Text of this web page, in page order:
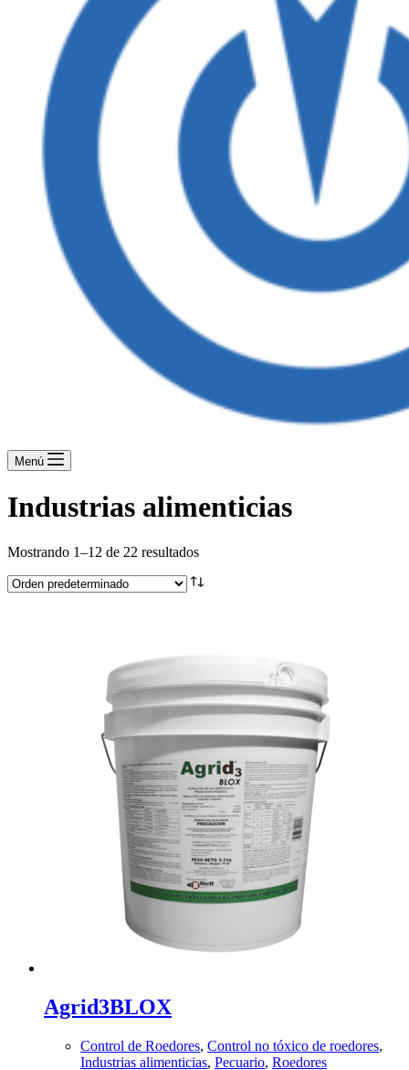
Menú
Industrias alimenticias
Mostrando 1–12 de 22 resultados
Agrid3BLOX
Control de Roedores, Control no tóxico de roedores,
Industrias alimenticias, Pecuario, Roedores